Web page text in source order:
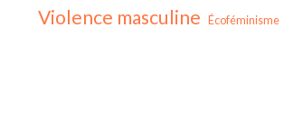
Violence masculine Écoféminisme